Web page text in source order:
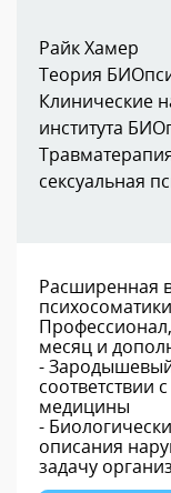
Райк Хамер
Теория
Клинические
института
сексуальная
Расширенная
месяц и
-
соответствии
медицины
-
описания
задачу